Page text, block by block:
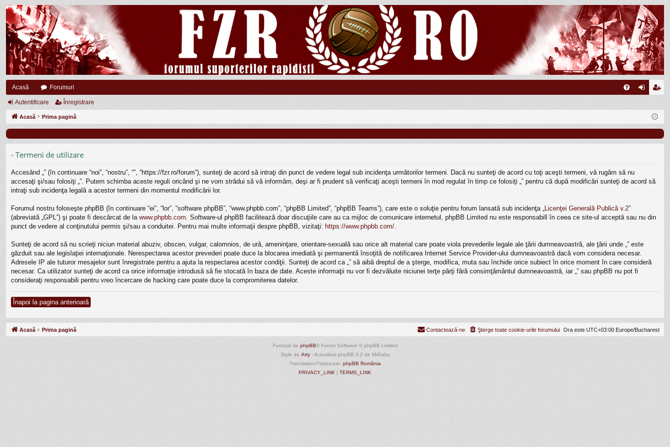
Acasă Forumuri
eg
Autentificare Înregistrare
Acasă Prima pagină
- Termeni de utilizare
Accesând „” (în continuare “noi”, “nostru”, “”, “https://fzr.ro/forum”), sunteţi de acord să intraţi din punct de vedere legal sub incidenţa următorilor termeni. Dacă nu sunteţi de acord cu toţi aceşti termeni, vă rugăm să nu
accesaţi şi/sau folosiţi „”. Putem schimba aceste reguli oricând şi ne vom strădui să vă informăm, deşi ar fi prudent să verificaţi aceşti termeni în mod regulat în timp ce folosiţi „” pentru că după modificări sunteţi de acord să
intraţi sub incidenţa legală a acestor termeni din momentul modificării lor.
Forumul nostru foloseşte phpBB (în continuare “ei”, “lor”, “software phpBB”, “www.phpbb.com”, “phpBB Limited”, “phpBB Teams”), care este o soluţie pentru forum lansată sub incidenţa „Licenţei Generală Publică v.2”
(abreviată „GPL”) şi poate fi descărcat de la www.phpbb.com. Software-ul phpBB facilitează doar discuţiile care au ca mijloc de comunicare internetul, phpBB Limited nu este responsabill în ceea ce site-ul acceptă sau nu din
punct de vedere al conţinutului permis şi/sau a conduitei. Pentru mai multe informaţii despre phpBB, vizitaţi: https://www.phpbb.com/.
Sunteţi de acord să nu scrieţi niciun material abuziv, obscen, vulgar, calomnios, de ură, ameninţare, orientare-sexuală sau orice alt material care poate viola prevederile legale ale ţării dumneavoastră, ale ţării unde „” este
găzduit sau ale legislaţiei internaţionale. Nerespectarea acestor prevederi poate duce la blocarea imediată şi permanentă însoţită de notificarea Internet Service Provider-ului dumneavoastră dacă vom considera necesar.
Adresele IP ale tuturor mesajelor sunt înregistrate pentru a ajuta la respectarea acestor condiţii. Sunteţi de acord ca „” să aibă dreptul de a şterge, modifica, muta sau închide orice subiect în orice moment în care consideră
necesar. Ca utilizator sunteţi de acord ca orice informaţie introdusă să fie stocată în baza de date. Aceste informaţii nu vor fi dezvăluite niciunei terţe părţi fără consimţământul dumneavoastră, iar „” sau phpBB nu pot fi
consideraţi responsabili pentru vreo încercare de hacking care poate duce la compromiterea datelor.
Înapoi la pagina anterioară
Acasă Prima pagină Ora este UTC+03:00 Europe/Bucharest
Şterge toate cookie-urile forumului
Contactează-ne
Furnizat de phpBB® Forum Software © phpBB Limited
Style de Arty- Actualizat phpBB 3.2 de MrGaby
Translation/Traducere: phpBB România
PRIVACY_LINK | TERMS_LINK